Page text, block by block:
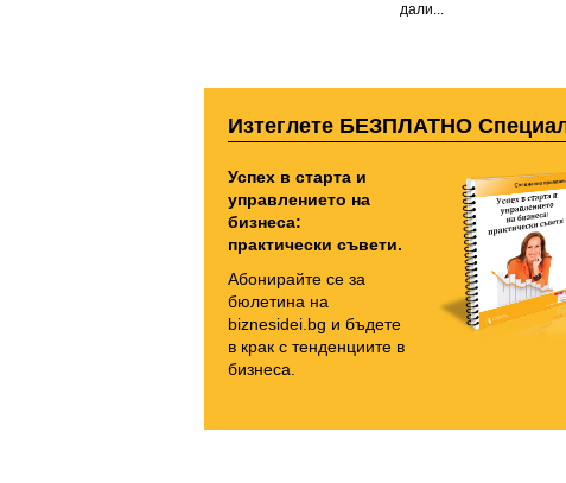
дали...
Изтеглете БЕЗПЛАТНО
Успех в старта и
управлението на
бизнеса:
практически съвети.
Абонирайте се за
бюлетина на
biznesidei.bg и бъдете
в крак с тенденциите в
бизнеса.